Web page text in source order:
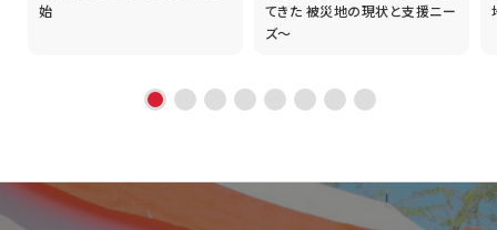
始
てきた 被災地の現状と支援ニー
ズ～